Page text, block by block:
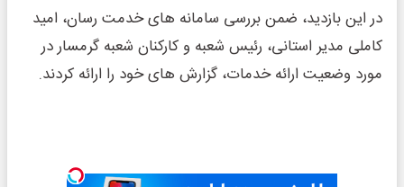
در این بازدید، ضمن بررسی سامانه های خدمت رسان، امید
کاملی مدیر استانی، رئیس شعبه و کارکنان شعبه گرمسار در
مورد وضعیت ارائه خدمات، گزارش های خود را ارائه کردند.